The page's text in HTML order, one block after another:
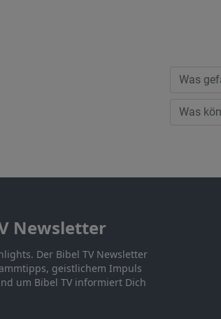
Newsletter
Der Bibel TV Newsletter
geistlichem Impuls
um Bibel TV informiert Dich